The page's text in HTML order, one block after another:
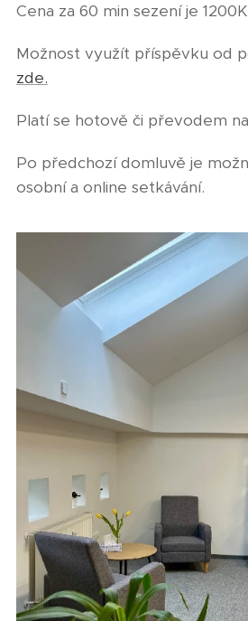
Cena za 60 min sezení je
Možnost využít příspěvku od
zde.
Platí se hotově či převodem
Po předchozí domluvě je
osobní a online setkávání.